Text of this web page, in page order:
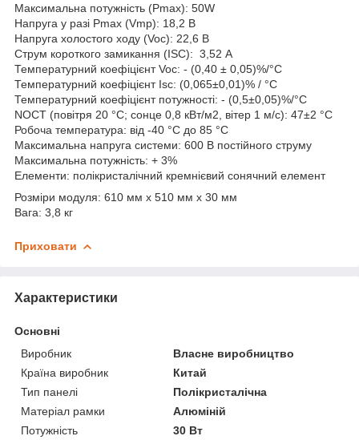
Максимальна потужність (Pmax): 50W
Напруга у разі Pmax (Vmp): 18,2 В
Напруга холостого ходу (Voc): 22,6 В
Струм короткого замикання (ISC): 3,52 А
Температурний коефіцієнт Voc: - (0,40 ± 0,05)%/°C
Температурний коефіцієнт Isc: (0,065±0,01)% / °C
Температурний коефіцієнт потужності: - (0,5±0,05)%/°C
NOCT (повітря 20 °C; сонце 0,8 кВт/м2, вітер 1 м/с): 47±2 °C
Робоча температура: від -40 °C до 85 °C
Максимальна напруга системи: 600 В постійного струму
Максимальна потужність: + 3%
Елементи: полікристалічний кремнієвий сонячний елемент
Розміри модуля: 610 мм x 510 мм x 30 мм
Вага: 3,8 кг
Приховати
Характеристики
Основні
Виробник
Власне виробництво
Країна виробник
Китай
Тип панелі
Полікристалічна
Матеріал рамки
Алюміній
Потужність
30 Вт